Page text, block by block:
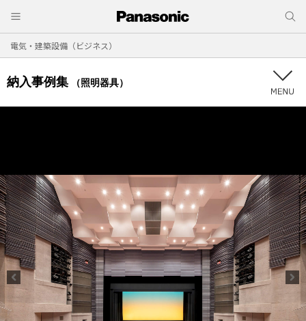
電気・建築設備（ビジネス）
納入事例集 （照明器具）